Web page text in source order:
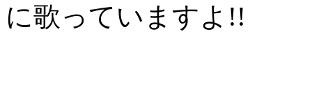
に歌っていますよ!!